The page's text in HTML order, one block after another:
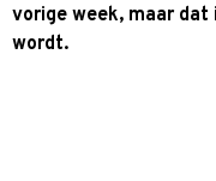
vorige week, maar
wordt.